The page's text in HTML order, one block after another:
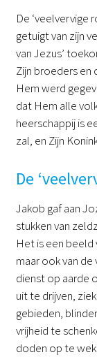
De ‘veelvervige
getuigt van zijn
van Jezus’
Zijn broeders en
Hem werd
dat Hem alle
heerschappij is
zal, en Zijn
De
Jakob gaf aan
stukken van
Het is een beeld
maar ook van de
dienst op aarde
uit te drijven,
gebieden,
vrijheid te
doden op te